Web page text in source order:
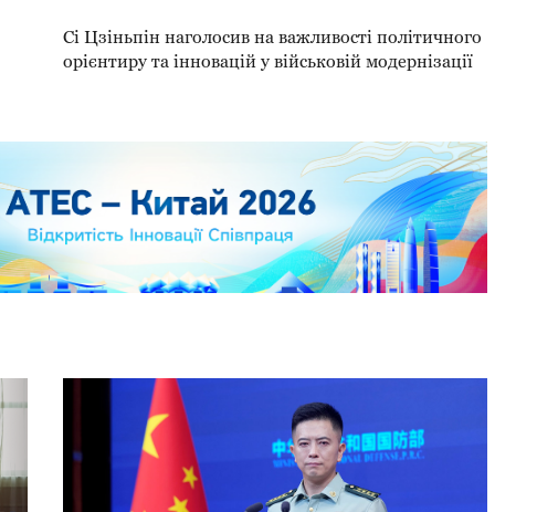
Сі Цзіньпін наголосив на важливості політичного
орієнтиру та інновацій у військовій модернізації